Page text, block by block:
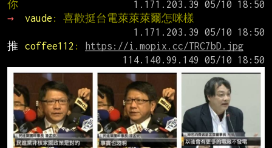
你
→
vaude : 喜歡挺台電萊萊萊爾怎咪樣
推
coffee112 :
https://i.mopix.cc/TRC7bD.jpg